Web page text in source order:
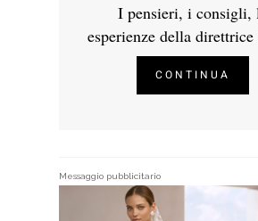
I pensieri, i consigli,
esperienze della direttrice
CONTINUA
Messaggio pubblicitario